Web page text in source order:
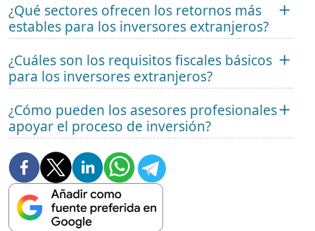
¿Qué sectores ofrecen los retornos más
estables para los inversores extranjeros?
¿Cuáles son los requisitos fiscales básicos
para los inversores extranjeros?
¿Cómo pueden los asesores profesionales
apoyar el proceso de inversión?